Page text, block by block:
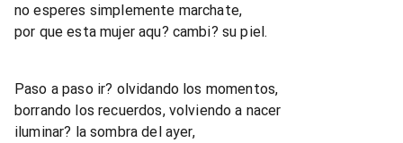
no esperes simplemente marchate,
por que esta mujer aqu? cambi? su piel.
Paso a paso ir? olvidando los momentos,
borrando los recuerdos, volviendo a nacer
iluminar? la sombra del ayer,